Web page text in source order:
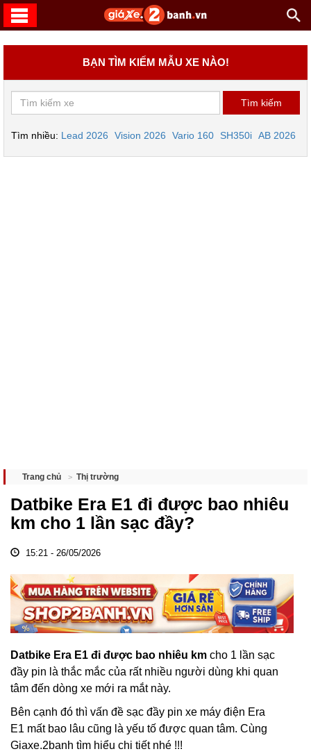
BẠN TÌM KIẾM MẪU XE NÀO!
Tìm nhiều: Lead 2026 Vision 2026 Vario 160 SH350i AB 2026
Trang chủ Thị trường
Datbike Era E1 đi được bao nhiêu
km cho 1 lần sạc đầy?
15:21 - 26/05/2026
Datbike Era E1 đi được bao nhiêu km cho 1 lần sạc
đầy pin là thắc mắc của rất nhiều người dùng khi quan
tâm đến dòng xe mới ra mắt này.
Bên cạnh đó thì vấn đề sạc đầy pin xe máy điện Era
E1 mất bao lâu cũng là yếu tố được quan tâm. Cùng
Giaxe.2banh tìm hiểu chi tiết nhé !!!